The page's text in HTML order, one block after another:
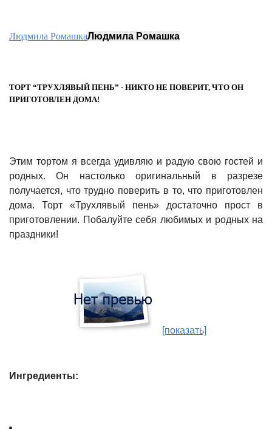
Людмила РомашкаЛюдмила Ромашка
ТОРТ “ТРУХЛЯВЫЙ ПЕНЬ” - НИКТО НЕ ПОВЕРИТ, ЧТО ОН
ПРИГОТОВЛЕН ДОМА!
Этим тортом я всегда удивляю и радую свою гостей и
родных. Он настолько оригинальный в разрезе
получается, что трудно поверить в то, что приготовлен
дома. Торт «Трухлявый пень» достаточно прост в
приготовлении. Побалуйте себя любимых и родных на
праздники!
[показать]
Ингредиенты: